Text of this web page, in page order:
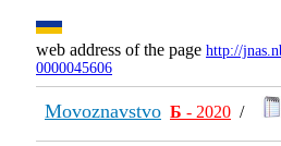
web address of the page http://
0000045606
Movoznavstvo Б - 2020 /